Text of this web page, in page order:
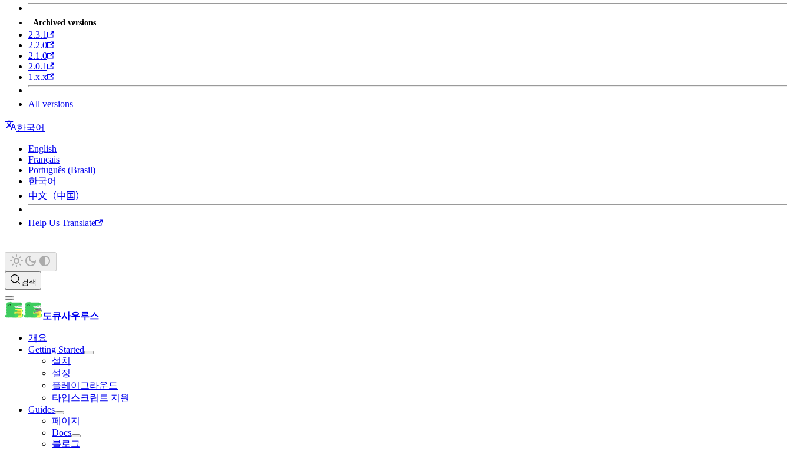
Archived versions
2.3.1
2.2.0
2.1.0
2.0.1
1.x.x
All versions
한국어
English
Français
Português (Brasil)
한국어
中文（中国）
Help Us Translate
검색
도큐사우루스
개요
Getting Started
설치
설정
플레이그라운드
타입스크립트 지원
Guides
페이지
Docs
블로그